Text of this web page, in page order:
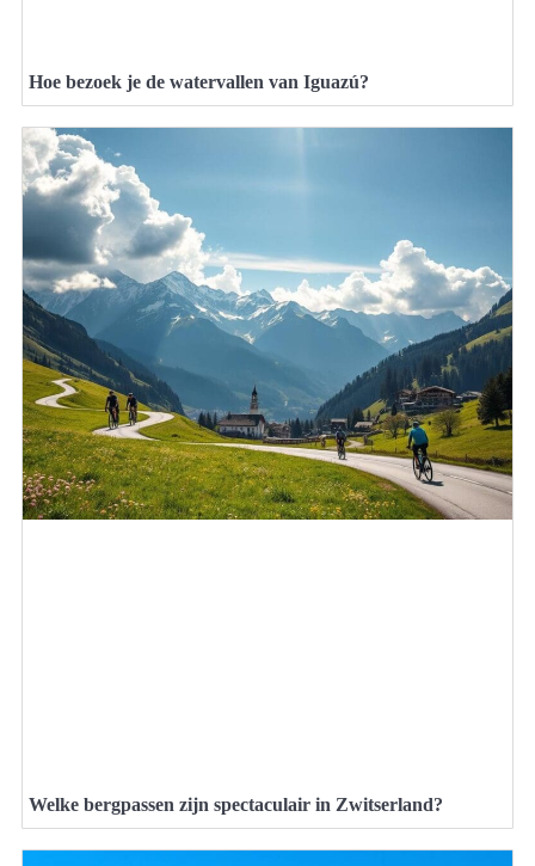
Hoe bezoek je de watervallen van Iguazú?
Welke bergpassen zijn spectaculair in Zwitserland?